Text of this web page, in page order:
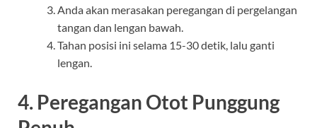
Anda akan merasakan peregangan di pergelangan
tangan dan lengan bawah.
Tahan posisi ini selama 15-30 detik, lalu ganti
lengan.
4. Peregangan Otot Punggung